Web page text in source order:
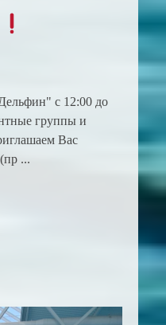
с 12:00 до
группы и
Вас
...